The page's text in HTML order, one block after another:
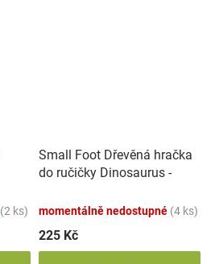
(2 ks)
Small Foot Dřevěná hračka
do ručičky Dinosaurus -
momentálně nedostupné (4 ks)
225 Kč